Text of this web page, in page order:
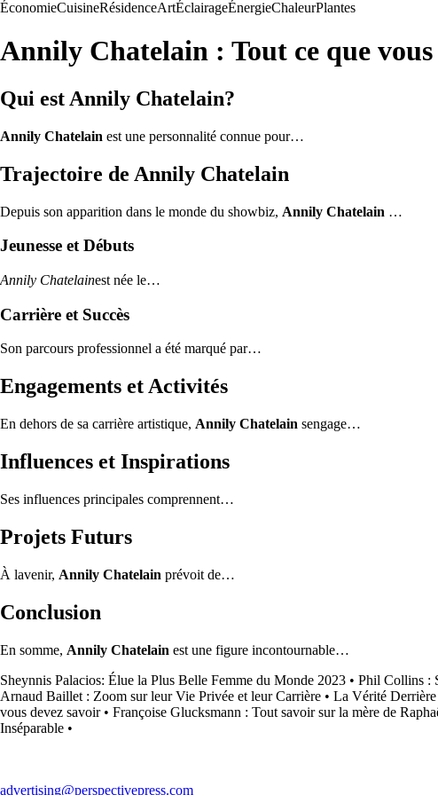
ÉconomieCuisineRésidenceArtÉclairageÉnergieChaleurPlantes
Annily Chatelain : Tout ce que vous
Qui est Annily Chatelain?
Annily Chatelain est une personnalité connue pour…
Trajectoire de Annily Chatelain
Depuis son apparition dans le monde du showbiz, Annily Chatelain …
Jeunesse et Débuts
Annily Chatelainest née le…
Carrière et Succès
Son parcours professionnel a été marqué par…
Engagements et Activités
En dehors de sa carrière artistique, Annily Chatelain sengage…
Influences et Inspirations
Ses influences principales comprennent…
Projets Futurs
À lavenir, Annily Chatelain prévoit de…
Conclusion
En somme, Annily Chatelain est une figure incontournable…
Sheynnis Palacios: Élue la Plus Belle Femme du Monde 2023 • Phil Collins :
Arnaud Baillet : Zoom sur leur Vie Privée et leur Carrière • La Vérité
vous devez savoir• Françoise Glucksmann : Tout savoir sur la mère de
Inséparable •
advertising@perspectivepress.com